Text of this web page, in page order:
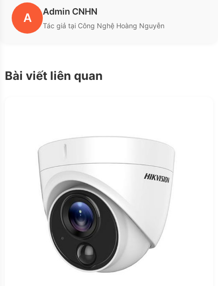
A Admin CNHN
Tác giả tại Công Nghệ Hoàng Nguyễn
Bài viết liên quan